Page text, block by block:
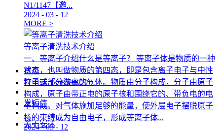
N1/1147【邀...
2024 - 03 - 12
MORE >
等离子清洗技术介绍
一、等离子介绍什么是等离子？ 等离子体是物质的一种
状态，也叫做物质的第四态，即是包含离子电子与中性
粒子或部分游离的气体。物质由分子构成，分子由原子
构成，原子由带正电的原子核和围绕它的、带负电的电
子构成。对气体施加足够的能量，使外层电子摆脱原子
核的束缚成为自由电子，形成等离子体...
2024 - 03 - 12
首页
打电话 13580817270
发短信
关于安达